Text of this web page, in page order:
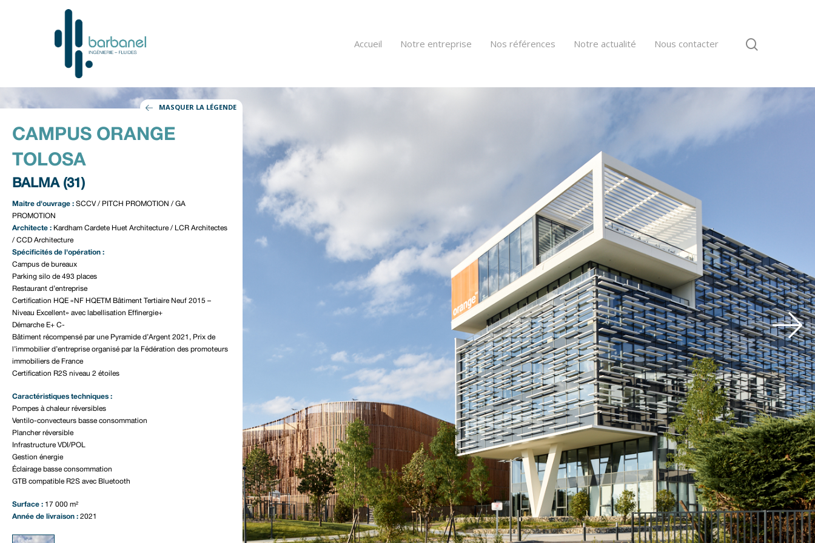
Accueil Notre entreprise Nos références Notre actualité Nous contacter
MASQUER LA LÉGENDE
CAMPUS ORANGE
TOLOSA
BALMA (31)
Maitre d'ouvrage : SCCV / PITCH PROMOTION / GA
PROMOTION
Architecte : Kardham Cardete Huet Architecture / LCR Architectes
/ CCD Architecture
Spécificités de l'opération :
Campus de bureaux
Parking silo de 493 places
Restaurant d’entreprise
Certification HQE «NF HQETM Bâtiment Tertiaire Neuf 2015 –
Niveau Excellent» avec labellisation Effinergie+
Démarche E+ C-
Bâtiment récompensé par une Pyramide d’Argent 2021, Prix de
l’immobilier d’entreprise organisé par la Fédération des promoteurs
immobiliers de France
Certification R2S niveau 2 étoiles
Caractéristiques techniques :
Pompes à chaleur réversibles
Ventilo-convecteurs basse consommation
Plancher réversible
Infrastructure VDI/POL
Gestion énergie
Éclairage basse consommation
GTB compatible R2S avec Bluetooth
Surface : 17 000 m²
Année de livraison : 2021